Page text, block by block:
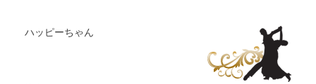
ハッピーちゃん